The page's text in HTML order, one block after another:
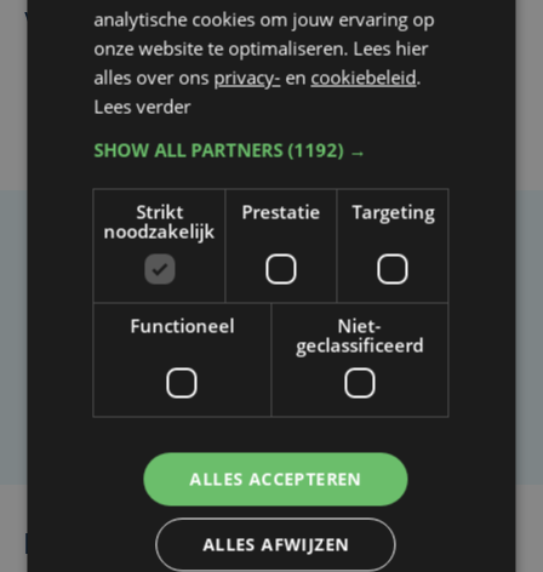
verwelkomt
Taalfout opgemerkt?
Laat het ons weten
analytische cookies om jouw ervaring op
onze website te optimaliseren. Lees hier
alles over ons privacy- en cookiebeleid.
Lees verder
SHOW ALL PARTNERS(1192) →
Strikt
noodzakelijk
Prestatie Targeting
Functioneel
Niet-
geclassificeerd
ALLES ACCEPTEREN
ALLES AFWIJZEN